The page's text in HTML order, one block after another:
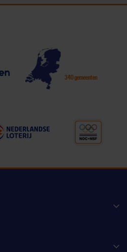
340 gemeenten